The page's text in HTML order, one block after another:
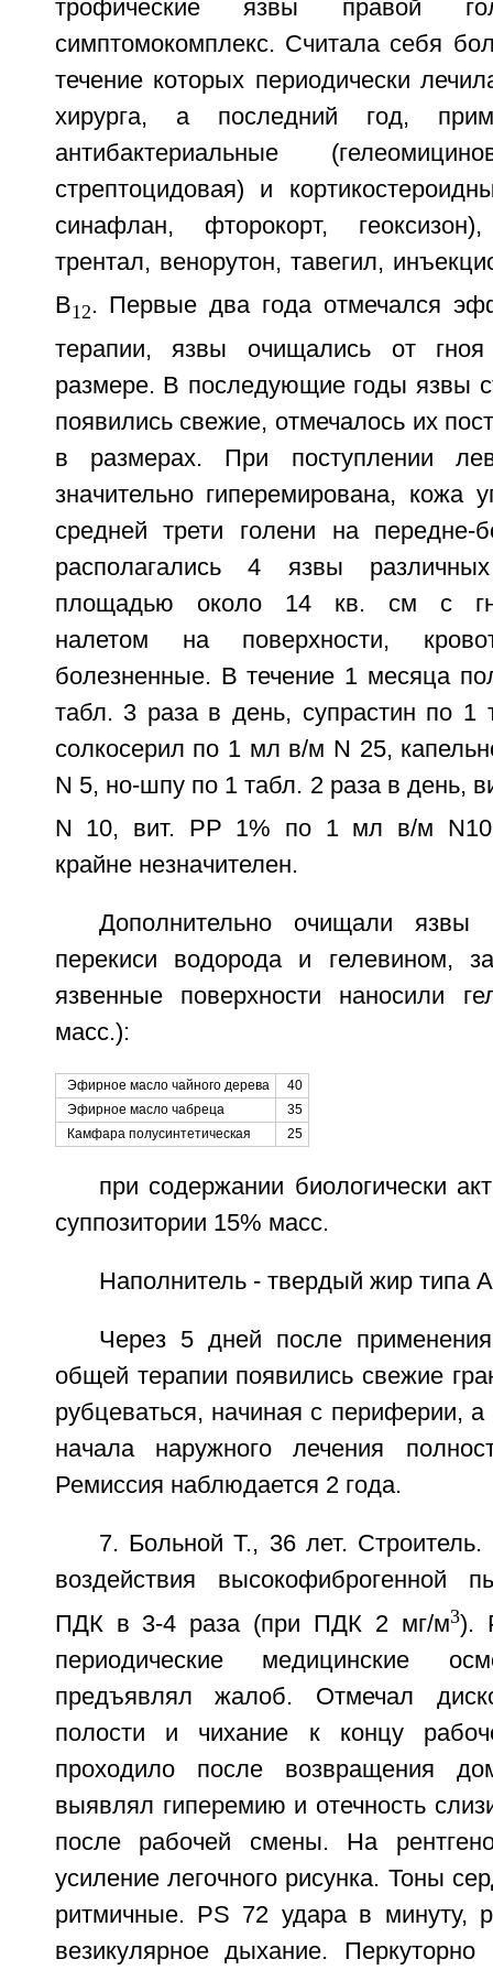
трофические язвы правой
симптомокомплекс. Считала себя
течение которых периодически
хирурга, а последний год,
антибактериальные
стрептоцидовая) и
синафлан, фторокорт,
трентал, венорутон, тавегил,
В12. Первые два года отмечался
терапии, язвы очищались от
размере. В последующие годы язвы
появились свежие, отмечалось их
в размерах. При поступлении
значительно гиперемирована, кожа
средней трети голени на передне-
располагались 4 язвы
площадью около 14 кв. см с
налетом на поверхности,
болезненные. В течение 1 месяца
табл. 3 раза в день, супрастин по 1
солкосерил по 1 мл в/м N 25,
N 5, но-шпу по 1 табл. 2 раза в день,
N 10, вит. РР 1% по 1 мл в/м
крайне незначителен.
Дополнительно очищали язвы
перекиси водорода и гелевином,
язвенные поверхности наносили
масс.):
Эфирное масло чайного дерева
40
Эфирное масло чабреца
35
Камфара полусинтетическая
25
при содержании биологически
суппозитории 15% масс.
Наполнитель - твердый жир типа
Через 5 дней после
общей терапии появились свежие
рубцеваться, начиная с периферии,
начала наружного лечения
Ремиссия наблюдается 2 года.
7. Больной Т., 36 лет.
воздействия высокофиброгенной
ПДК в 3-4 раза (при ПДК 2 мг/м3).
периодические медицинские
предъявлял жалоб. Отмечал
полости и чихание к концу
проходило после возвращения
выявлял гиперемию и отечность
после рабочей смены. На
усиление легочного рисунка. Тоны
ритмичные. PS 72 удара в минуту,
везикулярное дыхание.